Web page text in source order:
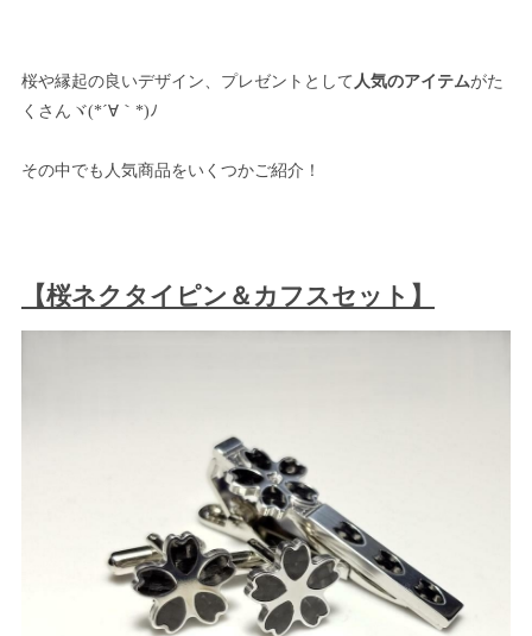
桜や縁起の良いデザイン、プレゼントとして 人気のアイテムがた
くさんヾ(*´∀｀*)ﾉ
その中でも人気商品をいくつかご紹介！
【桜ネクタイピン＆カフスセット】